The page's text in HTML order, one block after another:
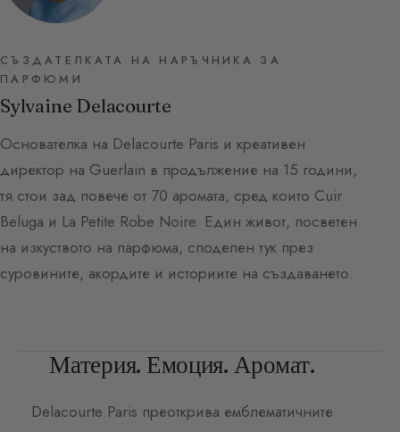
СЪЗДАТЕЛКАТА НА НАРЪЧНИКА ЗА
ПАРФЮМИ
Sylvaine Delacourte
Основателка на Delacourte Paris и креативен
директор на Guerlain в продължение на 15 години,
тя стои зад повече от 70 аромата, сред които Cuir
Beluga и La Petite Robe Noire. Един живот, посветен
на изкуството на парфюма, споделен тук през
суровините, акордите и историите на създаването.
Материя. Емоция. Аромат.
Delacourte Paris преоткрива емблематичните